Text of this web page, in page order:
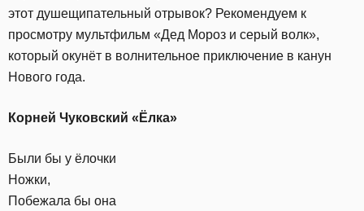
этот душещипательный отрывок? Рекомендуем к
просмотру мультфильм «Дед Мороз и серый волк»,
который окунёт в волнительное приключение в канун
Нового года.
Корней Чуковский «Ёлка»
Были бы у ёлочки
Ножки,
Побежала бы она